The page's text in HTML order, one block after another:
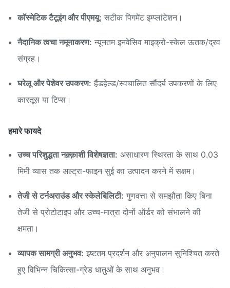
कॉस्मेटिक टैटूइंग और पीएमयू: सटीक पिगमेंट इम्प्लांटेशन।
नैदानिक त्वचा नमूनाकरण: न्यूनतम इनवेसिव माइक्रो-स्केल ऊतक/द्रव
संग्रह।
घरेलू और पेशेवर उपकरण: हैंडहेल्ड/स्वचालित सौंदर्य उपकरणों के लिए
कारतूस या टिप्स।
हमारे फायदे
उच्च परिशुद्धता नक़्क़ाशी विशेषज्ञता: असाधारण स्थिरता के साथ 0.03
मिमी व्यास तक अल्ट्रा-फाइन सुई का उत्पादन करने में सक्षम।
तेजी से टर्नअराउंड और स्केलेबिलिटी: गुणवत्ता से समझौता किए बिना
तेजी से प्रोटोटाइप और उच्च-मात्रा दोनों ऑर्डर को संभालने की
क्षमता।
व्यापक सामग्री अनुभव: इष्टतम प्रदर्शन और अनुपालन सुनिश्चित करते
हुए विभिन्न चिकित्सा-ग्रेड धातुओं के साथ अनुभव।